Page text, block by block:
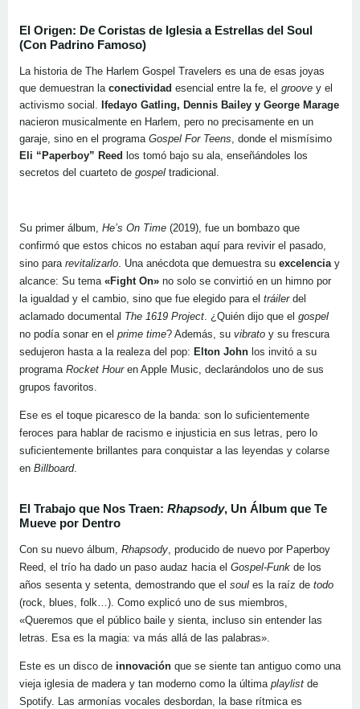
El Origen: De Coristas de Iglesia a Estrellas del Soul
(Con Padrino Famoso)
La historia de The Harlem Gospel Travelers es una de esas joyas
que demuestran la conectividad esencial entre la fe, el groove y el
activismo social. Ifedayo Gatling, Dennis Bailey y George Marage
nacieron musicalmente en Harlem, pero no precisamente en un
garaje, sino en el programa Gospel For Teens, donde el mismísimo
Eli “Paperboy” Reed los tomó bajo su ala, enseñándoles los
secretos del cuarteto de gospel tradicional.
Su primer álbum, He’s On Time (2019), fue un bombazo que
confirmó que estos chicos no estaban aquí para revivir el pasado,
sino para revitalizarlo. Una anécdota que demuestra su excelenciay
alcance: Su tema «Fight On» no solo se convirtió en un himno por
la igualdad y el cambio, sino que fue elegido para el tráilerdel
aclamado documental The 1619 Project. ¿Quién dijo que el gospel
no podía sonar en el prime time? Además, su vibrato y su frescura
sedujeron hasta a la realeza del pop: Elton John los invitó a su
programa Rocket Houren Apple Music, declarándolos uno de sus
grupos favoritos.
Ese es el toque picaresco de la banda: son lo suficientemente
feroces para hablar de racismo e injusticia en sus letras, pero lo
suficientemente brillantes para conquistar a las leyendas y colarse
en Billboard.
El Trabajo que Nos Traen: Rhapsody, Un Álbum que Te
Mueve por Dentro
Con su nuevo álbum, Rhapsody, producido de nuevo por Paperboy
Reed, el trío ha dado un paso audaz hacia el Gospel-Funk de los
años sesenta y setenta, demostrando que el soul es la raíz de todo
(rock, blues, folk…). Como explicó uno de sus miembros,
«Queremos que el público baile y sienta, incluso sin entender las
letras. Esa es la magia: va más allá de las palabras».
Este es un disco de innovación que se siente tan antiguo como una
vieja iglesia de madera y tan moderno como la última playlist de
Spotify. Las armonías vocales desbordan, la base rítmica es